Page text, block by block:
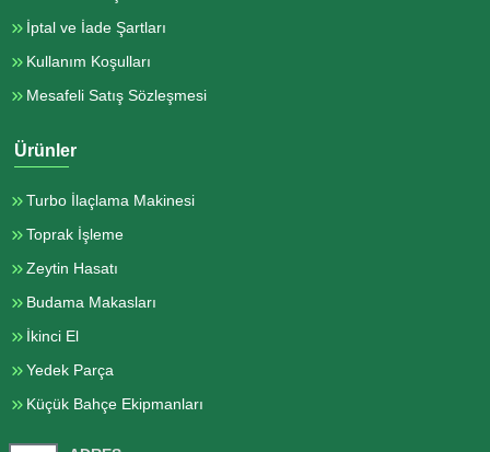
İptal ve İade Şartları
Kullanım Koşulları
Mesafeli Satış Sözleşmesi
Ürünler
Turbo İlaçlama Makinesi
Toprak İşleme
Zeytin Hasatı
Budama Makasları
İkinci El
Yedek Parça
Küçük Bahçe Ekipmanları